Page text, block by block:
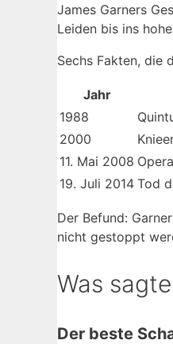
James Garners
Leiden bis ins
Sechs Fakten, die
Jahr
1988
2000
11. Mai 2008
19. Juli 2014 Tod
Der Befund:
nicht gestoppt
Was
Der beste